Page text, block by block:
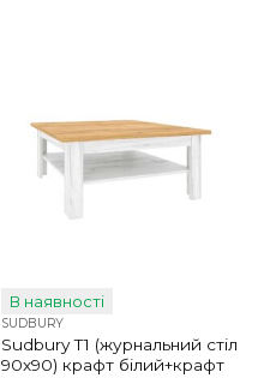
В наявності
SUDBURY
Sudbury T1 (журнальний стіл
90х90) крафт білий+крафт